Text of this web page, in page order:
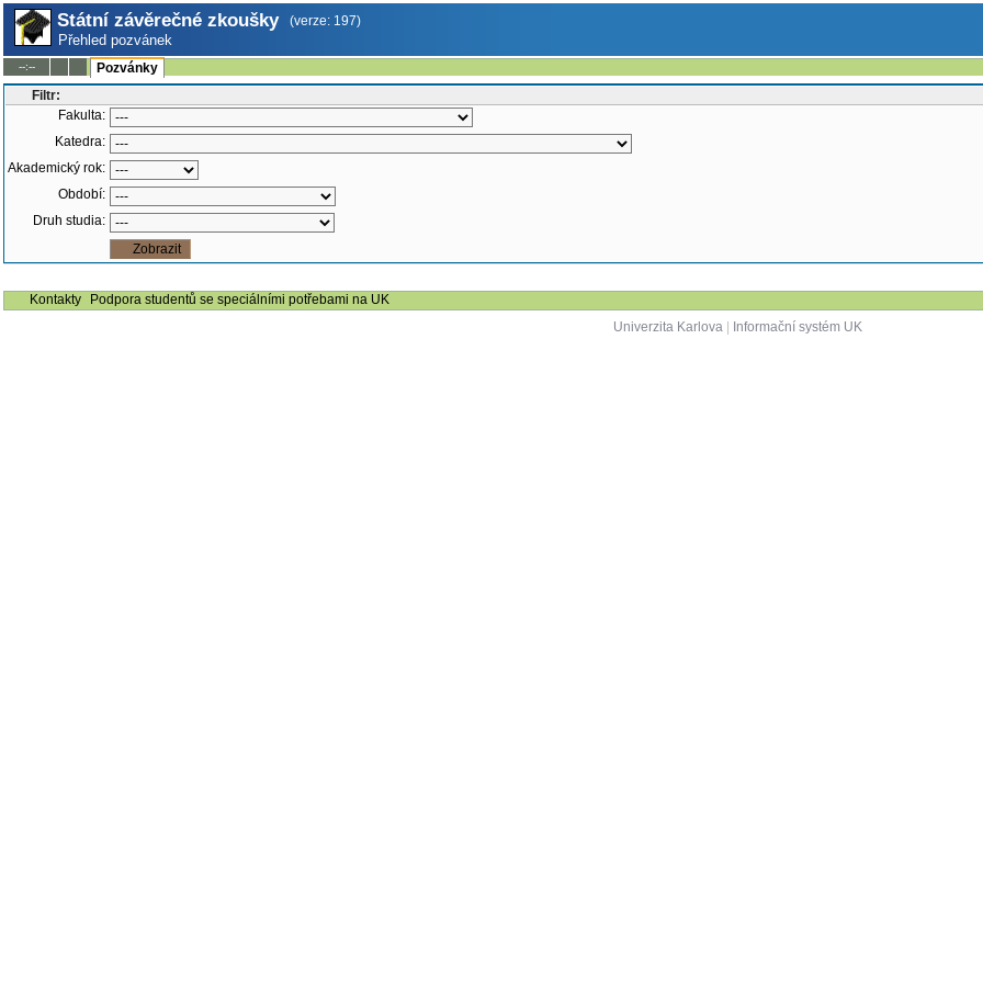
Státní závěrečné zkoušky (verze: 197)
Přehled pozvánek
--:--
Pozvánky
Filtr:
Fakulta:
Katedra:
Akademický rok:
Období:
Druh studia:
Kontakty
Podpora studentů se speciálními potřebami na UK
Univerzita Karlova| Informační systém UK